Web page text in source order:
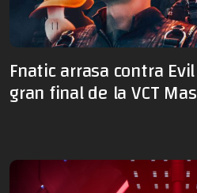
Fnatic arrasa contra
gran final de la VCT